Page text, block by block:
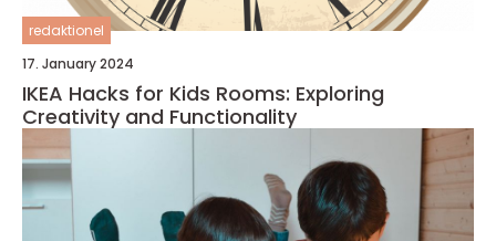
redaktionel
17. January 2024
IKEA Hacks for Kids Rooms: Exploring
Creativity and Functionality